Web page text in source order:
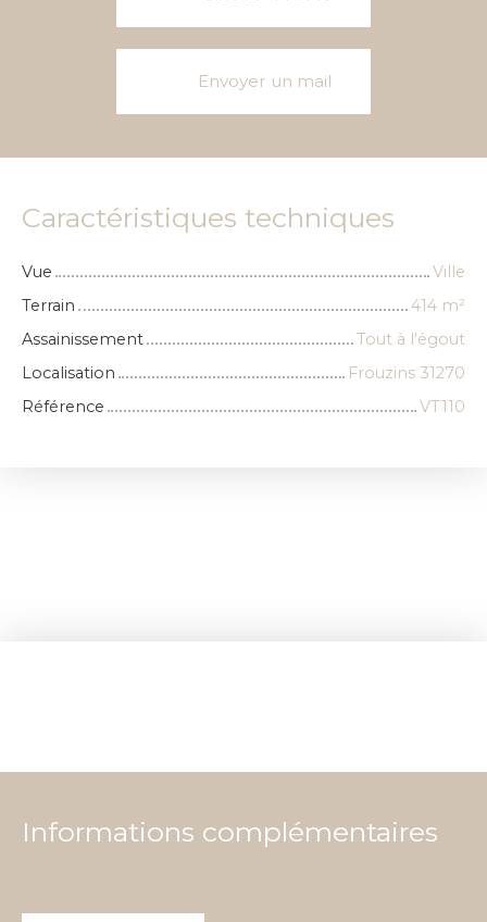
Envoyer un mail
Caractéristiques techniques
Vue
Ville
Terrain
414 m²
Assainissement
Tout à l'égout
Localisation
Frouzins 31270
Référence
VT110
Informations complémentaires